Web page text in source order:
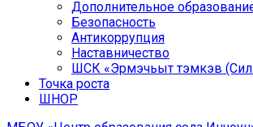
Дополнительное
Безопасность
Антикоррупция
Наставничество
ШСК «Эрмэчьыт тэмкэв
Точка роста
ШНОР